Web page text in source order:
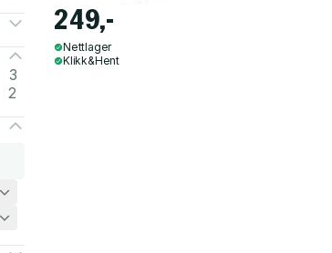
3
2
249,-
Nettlager
Klikk&Hent